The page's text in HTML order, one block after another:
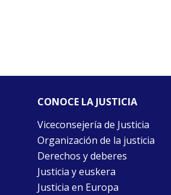
CONOCE LA JUSTICIA
Viceconsejería de Justicia
Organización de la justicia
Derechos y deberes
Justicia y euskera
Justicia en Europa